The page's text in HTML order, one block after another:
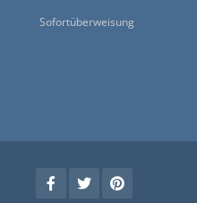
Sofortüberweisung